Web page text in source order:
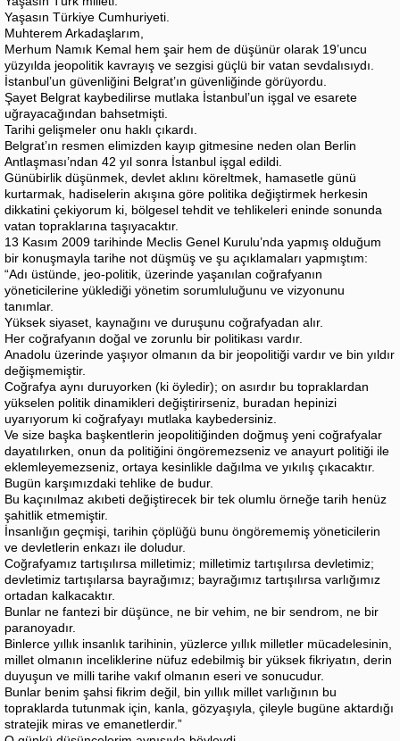
Yaşasın Türkiye Cumhuriyeti.
Muhterem Arkadaşlarım,
Merhum Namık Kemal hem şair hem de düşünür olarak 19’uncu
yüzyılda jeopolitik kavrayış ve sezgisi güçlü bir vatan sevdalısıydı.
İstanbul’un güvenliğini Belgrat’ın güvenliğinde görüyordu.
Şayet Belgrat kaybedilirse mutlaka İstanbul’un işgal ve esarete
uğrayacağından bahsetmişti.
Tarihi gelişmeler onu haklı çıkardı.
Belgrat’ın resmen elimizden kayıp gitmesine neden olan Berlin
Antlaşması’ndan 42 yıl sonra İstanbul işgal edildi.
Günübirlik düşünmek, devlet aklını köreltmek, hamasetle günü
kurtarmak, hadiselerin akışına göre politika değiştirmek herkesin
dikkatini çekiyorum ki, bölgesel tehdit ve tehlikeleri eninde sonunda
vatan topraklarına taşıyacaktır.
13 Kasım 2009 tarihinde Meclis Genel Kurulu’nda yapmış olduğum
bir konuşmayla tarihe not düşmüş ve şu açıklamaları yapmıştım:
“Adı üstünde, jeo-politik, üzerinde yaşanılan coğrafyanın
yöneticilerine yüklediği yönetim sorumluluğunu ve vizyonunu
tanımlar.
Yüksek siyaset, kaynağını ve duruşunu coğrafyadan alır.
Her coğrafyanın doğal ve zorunlu bir politikası vardır.
Anadolu üzerinde yaşıyor olmanın da bir jeopolitiği vardır ve bin yıldır
değişmemiştir.
Coğrafya aynı duruyorken (ki öyledir); on asırdır bu topraklardan
yükselen politik dinamikleri değiştirirseniz, buradan hepinizi
uyarıyorum ki coğrafyayı mutlaka kaybedersiniz.
Ve size başka başkentlerin jeopolitiğinden doğmuş yeni coğrafyalar
dayatılırken, onun da politiğini öngöremezseniz ve anayurt politiği ile
eklemleyemezseniz, ortaya kesinlikle dağılma ve yıkılış çıkacaktır.
Bugün karşımızdaki tehlike de budur.
Bu kaçınılmaz akıbeti değiştirecek bir tek olumlu örneğe tarih henüz
şahitlik etmemiştir.
İnsanlığın geçmişi, tarihin çöplüğü bunu öngörememiş yöneticilerin
ve devletlerin enkazı ile doludur.
Coğrafyamız tartışılırsa milletimiz; milletimiz tartışılırsa devletimiz;
devletimiz tartışılarsa bayrağımız; bayrağımız tartışılırsa varlığımız
ortadan kalkacaktır.
Bunlar ne fantezi bir düşünce, ne bir vehim, ne bir sendrom, ne bir
paranoyadır.
Binlerce yıllık insanlık tarihinin, yüzlerce yıllık milletler mücadelesinin,
millet olmanın inceliklerine nüfuz edebilmiş bir yüksek fikriyatın, derin
duyuşun ve milli tarihe vakıf olmanın eseri ve sonucudur.
Bunlar benim şahsi fikrim değil, bin yıllık millet varlığının bu
topraklarda tutunmak için, kanla, gözyaşıyla, çileyle bugüne aktardığı
stratejik miras ve emanetlerdir.”